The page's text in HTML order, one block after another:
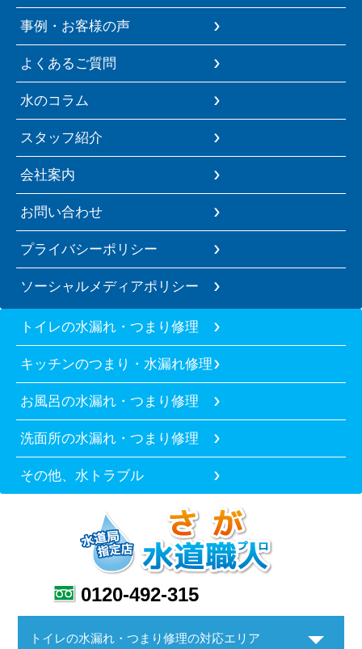
事例・お客様の声
よくあるご質問
水のコラム
スタッフ紹介
会社案内
お問い合わせ
プライバシーポリシー
ソーシャルメディアポリシー
トイレの水漏れ・つまり修理
キッチンのつまり・水漏れ修理
お風呂の水漏れ・つまり修理
洗面所の水漏れ・つまり修理
その他、水トラブル
0120-492-315
トイレの水漏れ・つまり修理の対応エリア